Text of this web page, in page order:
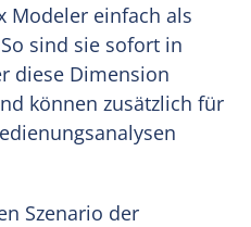
Modeler einfach als
sind sie sofort in
diese Dimension
können zusätzlich für
Szenario der